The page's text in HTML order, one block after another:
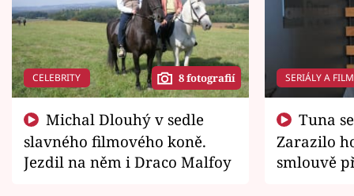
CELEBRITY 8 fotografií
slavného filmového koně.
Jezdil na něm i Draco Malfoy
SERIÁLY A
Zarazilo
smlouvě